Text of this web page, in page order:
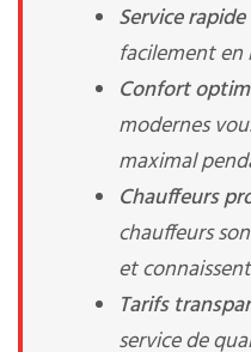
Service
facilement
Confort
modernes
maximal
Chauffeurs
chauffeurs
et
Tarifs
service de